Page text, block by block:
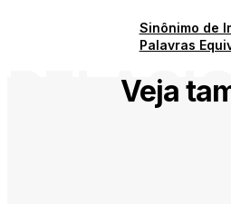
Sinônimo de
Palavras
Veja